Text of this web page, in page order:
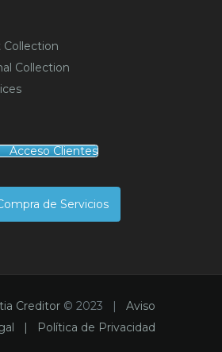
Collection
Acceso Clientes
de Servicios
Creditor © 2023 | Aviso
|
Política de Privacidad